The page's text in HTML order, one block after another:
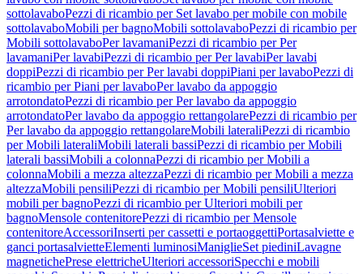
sottolavaboPezzi di ricambio per Set lavabo per mobile con mobile
sottolavaboMobili per bagnoMobili sottolavaboPezzi di ricambio per
Mobili sottolavaboPer lavamaniPezzi di ricambio per Per
lavamaniPer lavabiPezzi di ricambio per Per lavabiPer lavabi
doppiPezzi di ricambio per Per lavabi doppiPiani per lavaboPezzi di
ricambio per Piani per lavaboPer lavabo da appoggio
arrotondatoPezzi di ricambio per Per lavabo da appoggio
arrotondatoPer lavabo da appoggio rettangolarePezzi di ricambio per
Per lavabo da appoggio rettangolareMobili lateraliPezzi di ricambio
per Mobili lateraliMobili laterali bassiPezzi di ricambio per Mobili
laterali bassiMobili a colonnaPezzi di ricambio per Mobili a
colonnaMobili a mezza altezzaPezzi di ricambio per Mobili a mezza
altezzaMobili pensiliPezzi di ricambio per Mobili pensiliUlteriori
mobili per bagnoPezzi di ricambio per Ulteriori mobili per
bagnoMensole contenitorePezzi di ricambio per Mensole
contenitoreAccessoriInserti per cassetti e portaoggettiPortasalviette e
ganci portasalvietteElementi luminosiManiglieSet piediniLavagne
magnetichePrese elettricheUlteriori accessoriSpecchi e mobili